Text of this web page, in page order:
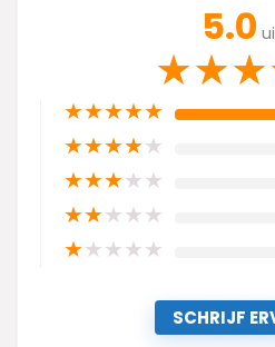
5.0
★★★
★★★★★
★★★★★
★★★★★
★★★★★
★★★★★
SCHRIJF